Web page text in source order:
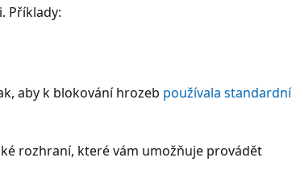
Příklady:
aby k blokování hrozeb používala standardní
rozhraní, které vám umožňuje provádět